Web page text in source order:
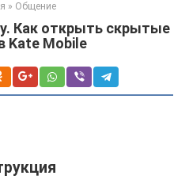
» Общение
Как открыть скрытые
Kate Mobile